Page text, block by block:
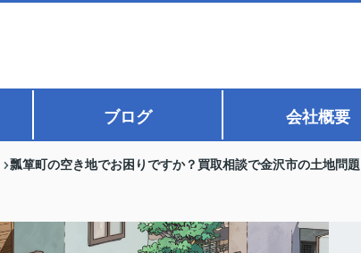
ブログ 会社概要
瓢箪町の空き地でお困りですか？買取相談で金沢市の土地問